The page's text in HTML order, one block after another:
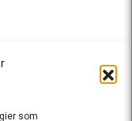
som